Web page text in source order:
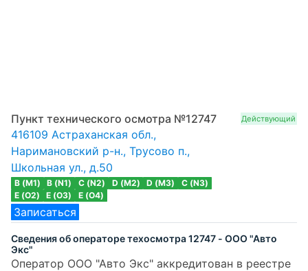
Пункт технического осмотра №12747
416109 Астраханская обл.,
Наримановский р-н., Трусово п.,
Школьная ул., д.50
B (M1) B (N1) C (N2) D (M2) D (M3)
C (N3)
E (O2)
E (O3) E (O4)
Записаться
Действующий
Сведения об операторе техосмотра 12747 - ООО "Авто
Экс"
Оператор ООО "Авто Экс" аккредитован в реестре